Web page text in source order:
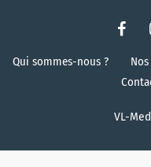
Qui sommes-nous ?
VL-